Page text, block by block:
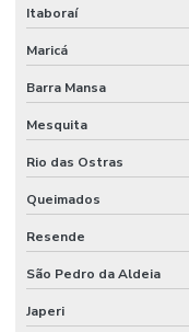
Itaboraí
Maricá
Barra Mansa
Mesquita
Rio das Ostras
Queimados
Resende
São Pedro da Aldeia
Japeri